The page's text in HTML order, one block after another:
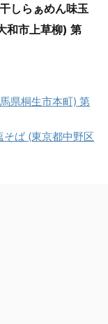
しらぁめん味玉
和市上草柳) 第
県桐生市本町) 第
そば (東京都中野区